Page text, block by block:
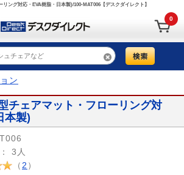
ング対応・EVA樹脂・日本製)/100-MAT006【デスクダイレクト】
0
ン
チェアマット・フローリング対
本製)
3人
（ 2 ）